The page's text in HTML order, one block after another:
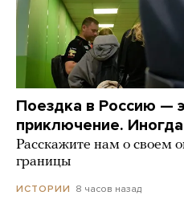
Поездка в Россию —
приключение.
Расскажите нам о своем
границы
ИСТОРИИ 8 часов назад